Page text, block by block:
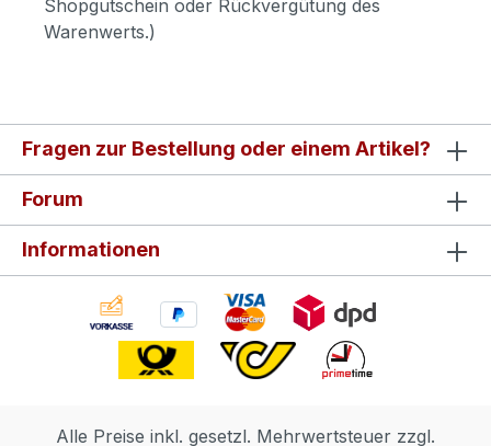
Shopgutschein oder Rückvergütung des
Warenwerts.)
Fragen zur Bestellung oder einem Artikel?
Forum
Informationen
Alle Preise inkl. gesetzl. Mehrwertsteuer zzgl.